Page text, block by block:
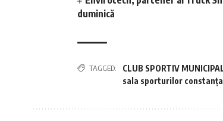
duminică
TAGGED: CLUB SPORTIV
sala sporturilor constanța